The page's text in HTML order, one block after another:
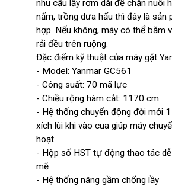
nhu cầu lấy rơm dài để chăn nuôi
nấm, trồng dưa hấu thì đây là sản
hợp. Nếu không, máy có thể băm
rải đều trên ruộng.
Đặc điểm kỹ thuật của máy gặt
- Model: Yanmar GC561
- Công suất: 70 mã lực
- Chiều rộng hàm cắt: 1170 cm
- Hệ thống chuyển động đời mới
xích lùi khi vào cua giúp máy
hoạt.
- Hộp số HST tự động thao tác
mẽ
- Hệ thống nâng gầm chống lầy